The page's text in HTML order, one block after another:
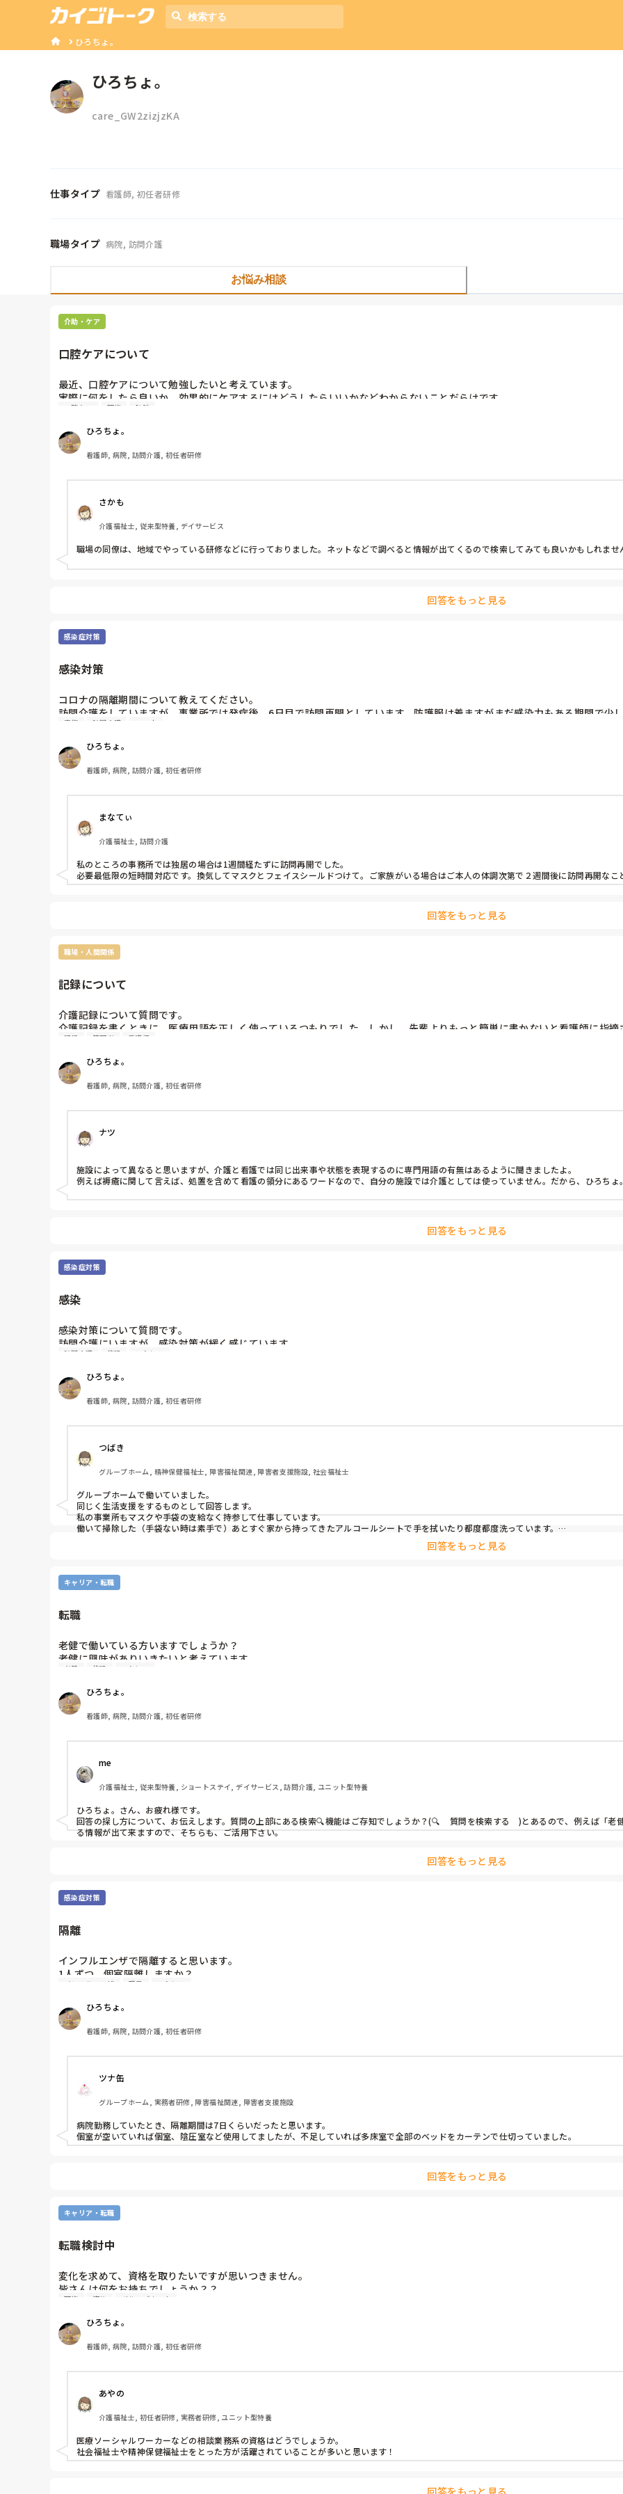
ひろちょ。
ひろちょ。
care_GW2zizjzKA
仕事タイプ 看護師, 初任者研修
職場タイプ 病院, 訪問介護
お悩み相談
介助・ケア
口腔ケアについて
最近、口腔ケアについて勉強したいと考えています。
実際に何をしたら良いか、効果的にケアするにはどうしたらいいかなどわからないことだらけです。
文献、研修などお薦めがありましたら教えてください。
口腔ケア 研修 勉強
ひろちょ。
看護師, 病院, 訪問介護, 初任者研修
さかも
介護福祉士, 従来型特養, デイサービス
職場の同僚は、地域でやっている研修などに行っておりました。ネットなどで調べると情報が出てくるので検索してみても良いかもしれませ
回答をもっと見る
感染症対策
感染対策
コロナの隔離期間について教えてください。
訪問介護をしていますが、事業所では発症後、6日目で訪問再開としています。防護服は着ますがまだ感染力もある期間で少し
皆さんの事業所はどうでしょうか？
家族 訪問介護 コロナ
ひろちょ。
看護師, 病院, 訪問介護, 初任者研修
まなてぃ
介護福祉士, 訪問介護
私のところの事務所では独居の場合は1週間経たずに訪問再開でした。
必要最低限の短時間対応です。換気してマスクとフェイスシールドつけて。ご家族がいる場合はご本人の体調次第で２週間後に訪問再開なこ
回答をもっと見る
職場・人間関係
記録について
介護記録について質問です。
介護記録を書くときに、医療用語を正しく使っているつもりでした。しかし、先輩よりもっと簡単に書かないと看護師に指
理不尽なので管理者に相談しようかと思いますが、皆さんは指摘された事がありますか？
記録 管理者 看護師
ひろちょ。
看護師, 病院, 訪問介護, 初任者研修
ナツ
施設によって異なると思いますが、介護と看護では同じ出来事や状態を表現するのに専門用語の有無はあるように聞きましたよ。
例えば褥瘡に関して言えば、処置を含めて看護の領分にあるワードなので、自分の施設では介護としては使っていません。だから、ひろちょ
回答をもっと見る
感染症対策
感染
感染対策について質問です。
訪問介護にいますが、感染対策が緩く感じています。
手袋も、あまり支給されず汚染したものを触るのが最近怖いです。
訪問介護 施設 ストレス
ひろちょ。
看護師, 病院, 訪問介護, 初任者研修
つばき
グループホーム, 精神保健福祉士, 障害福祉関連, 障害者支援施設, 社会福祉士
グループホームで働いていました。
同じく生活支援をするものとして回答します。
私の事業所もマスクや手袋の支給なく持参して仕事しています。
働いて掃除した（手袋ない時は素手で）あとすぐ家から持ってきたアルコールシートで手を拭いたり都度都度洗っています。
回答をもっと見る
キャリア・転職
転職
老健で働いている方いますでしょうか？
老健に興味がありいきたいと考えています。
なかなか、内容がわからなくて困っています。
老健 施設 ストレス
ひろちょ。
看護師, 病院, 訪問介護, 初任者研修
me
介護福祉士, 従来型特養, ショートステイ, デイサービス, 訪問介護, ユニット型特養
ひろちょ。さん、お疲れ様です。
回答の探し方について、お伝えします。質問の上部にある検索🔍機能はご存知でしょうか？(🔍    質問を検索する　)とあるので、例えば「
る情報が出て来ますので、そちらも、ご活用下さい。
回答をもっと見る
感染症対策
隔離
インフルエンザで隔離すると思います。
1人ずつ、個室隔離しますか？
インフルエンザ 職員 ストレス
ひろちょ。
看護師, 病院, 訪問介護, 初任者研修
ツナ缶
グループホーム, 実務者研修, 障害福祉関連, 障害者支援施設
病院勤務していたとき、隔離期間は7日くらいだったと思います。
個室が空いていれば個室、陰圧室など使用してましたが、不足していれば多床室で全部のベッドをカーテンで仕切っていました。
回答をもっと見る
キャリア・転職
転職検討中
変化を求めて、資格を取りたいですが思いつきません。
皆さんは何をお持ちでしょうか？？
取られた方いたら、感想聞かせてください！
研修 資格 グループホーム
ひろちょ。
看護師, 病院, 訪問介護, 初任者研修
あやの
介護福祉士, 初任者研修, 実務者研修, ユニット型特養
医療ソーシャルワーカーなどの相談業務系の資格はどうでしょうか。
社会福祉士や精神保健福祉士をとった方が活躍されていることが多いと思います！